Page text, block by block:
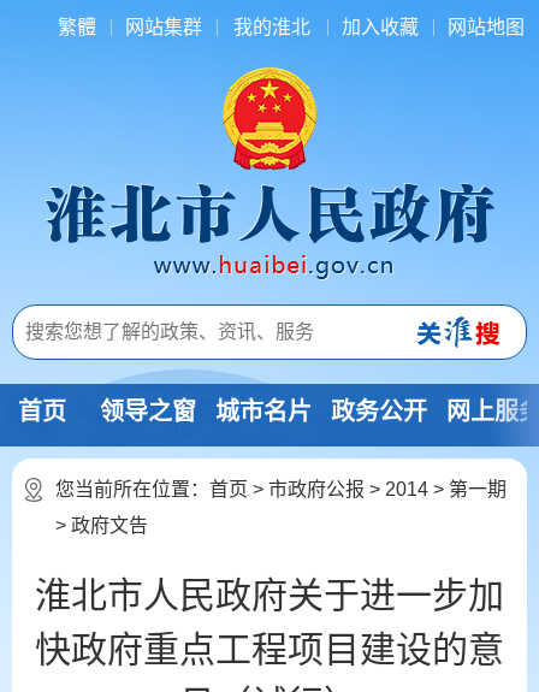
繁體 网站集群 我的淮北 加入收藏 网站地图
首页 领导之窗 城市名片 政务公开 网上服
您当前所在位置： 首页 > 市政府公报 > 2014 > 第一期
> 政府文告
淮北市人民政府关于进一步加
快政府重点工程项目建设的意